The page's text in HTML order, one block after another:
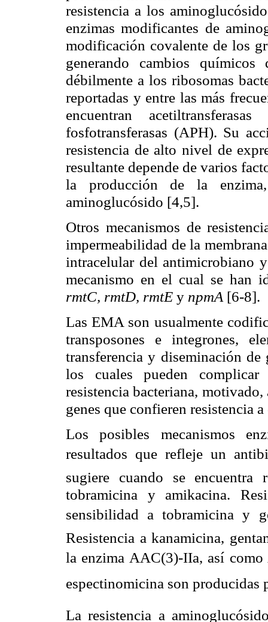
resistencia a los
enzimas modificantes de
modificación covalente de los
generando cambios
débilmente a los ribosomas
reportadas y entre las más
encuentran
fosfotransferasas (APH). Su
resistencia de alto nivel de
resultante depende de varios
la producción de la
aminoglucósido [4,5].
Otros mecanismos de
impermeabilidad de la
intracelular del antimicrobiano
mecanismo en el cual se han
rmtC, rmtD, rmtE y npmA [6-8].
Las EMA son usualmente
transposones e integrones,
transferencia y diseminación de
los cuales pueden
resistencia bacteriana,
genes que confieren resistencia
Los posibles mecanismos
resultados que refleje un
sugiere cuando se
tobramicina y amikacina.
sensibilidad a tobramicina y
Resistencia a kanamicina,
la enzima AAC(3)-IIa, así
espectinomicina son producidas
La resistencia a